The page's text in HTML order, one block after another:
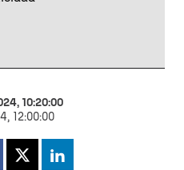
10:20:00
12:00:00
X Linkedin